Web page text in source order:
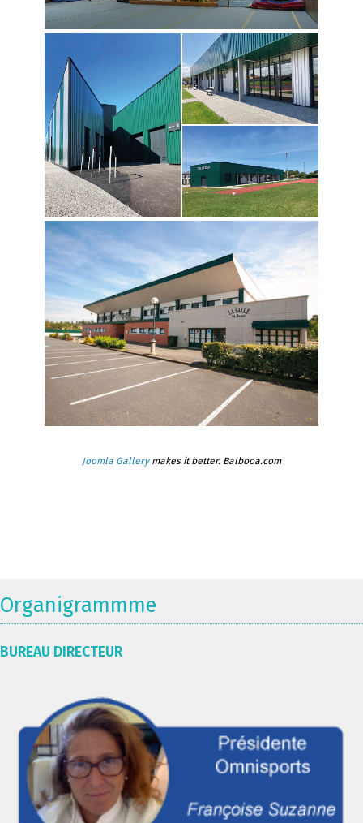
Joomla Gallerymakes it better. Balbooa.com
Organigrammme
BUREAU DIRECTEUR